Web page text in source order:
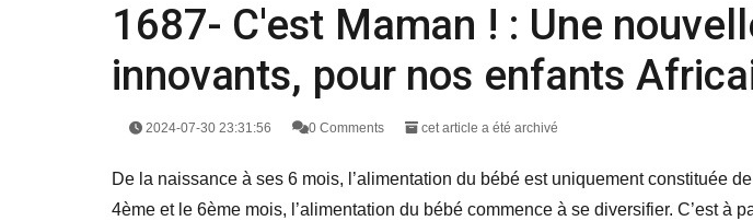
1687- C'est Maman ! : Une
innovants, pour nos enfants
2024-07-30 23:31:56 0 Comments cet article a été archivé
De la naissance à ses 6 mois, l’alimentation du bébé est uniquement constituée
4ème et le 6ème mois, l’alimentation du bébé commence à se diversifier. C’est à